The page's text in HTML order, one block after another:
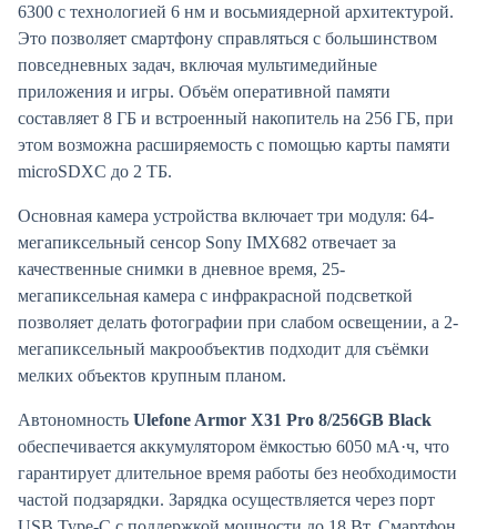
6300 с технологией 6 нм и восьмиядерной архитектурой.
Это позволяет смартфону справляться с большинством
повседневных задач, включая мультимедийные
приложения и игры. Объём оперативной памяти
составляет 8 ГБ и встроенный накопитель на 256 ГБ, при
этом возможна расширяемость с помощью карты памяти
microSDXC до 2 ТБ.
Основная камера устройства включает три модуля: 64-
мегапиксельный сенсор Sony IMX682 отвечает за
качественные снимки в дневное время, 25-
мегапиксельная камера с инфракрасной подсветкой
позволяет делать фотографии при слабом освещении, а 2-
мегапиксельный макрообъектив подходит для съёмки
мелких объектов крупным планом.
Автономность Ulefone Armor X31 Pro 8/256GB Black
обеспечивается аккумулятором ёмкостью 6050 мА·ч, что
гарантирует длительное время работы без необходимости
частой подзарядки. Зарядка осуществляется через порт